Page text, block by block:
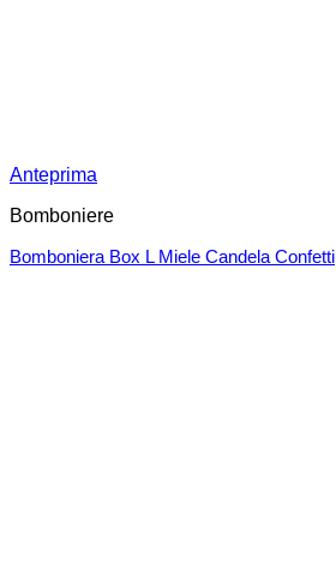
Anteprima
Bomboniere
Bomboniera Box L Miele Candela Confetti